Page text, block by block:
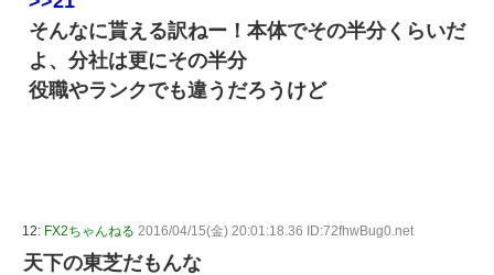
そんなに貰える訳ねー！本体でその半分くらいだ
よ、分社は更にその半分
役職やランクでも違うだろうけど
12: FX2ちゃんねる 2016/04/15(金) 20:01:18.36 ID:72fhwBug0.net
天下の東芝だもんな